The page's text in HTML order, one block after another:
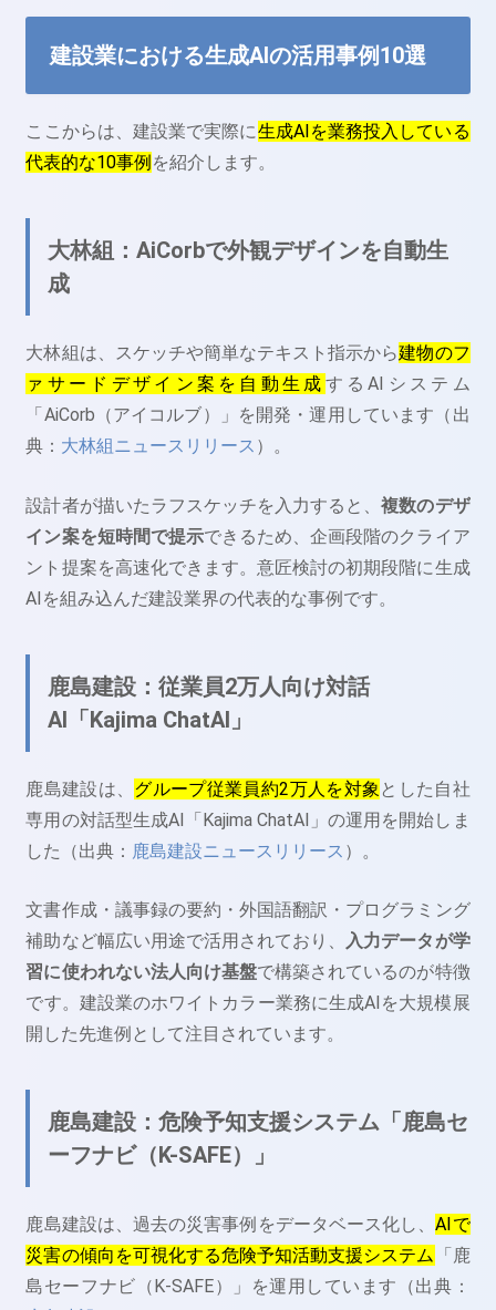
建設業における生成AIの活用事例10選
ここからは、建設業で実際に生成AIを業務投入している
代表的な10事例を紹介します。
大林組：AiCorbで外観デザインを自動生
成
大林組は、スケッチや簡単なテキスト指示から建物のフ
ァサードデザイン案を自動生成 するAIシステム
「AiCorb（アイコルブ）」を開発・運用しています（出
典： 大林組ニュースリリース ）。
設計者が描いたラフスケッチを入力すると、複数のデザ
イン案を短時間で提示できるため、企画段階のクライア
ント提案を高速化できます。意匠検討の初期段階に生成
AIを組み込んだ建設業界の代表的な事例です。
鹿島建設：従業員2万人向け対話
AI「Kajima ChatAI」
鹿島建設は、 グループ従業員約2万人を対象 とした自社
専用の対話型生成AI「Kajima ChatAI」の運用を開始しま
した（出典： 鹿島建設ニュースリリース ）。
文書作成・議事録の要約・外国語翻訳・プログラミング
補助など幅広い用途で活用されており、 入力データが学
習に使われない法人向け基盤で構築されているのが特徴
です。建設業のホワイトカラー業務に生成AIを大規模展
開した先進例として注目されています。
鹿島建設：危険予知支援システム「鹿島セ
ーフナビ（K-SAFE）」
鹿島建設は、過去の災害事例をデータベース化し、AIで
災害の傾向を可視化する危険予知活動支援システム 「鹿
島セーフナビ（K-SAFE）」を運用しています（出典：